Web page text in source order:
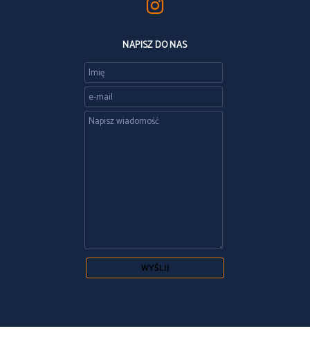
NAPISZ DO NAS